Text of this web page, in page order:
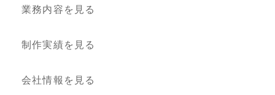
業務内容を見る
制作実績を見る
会社情報を見る